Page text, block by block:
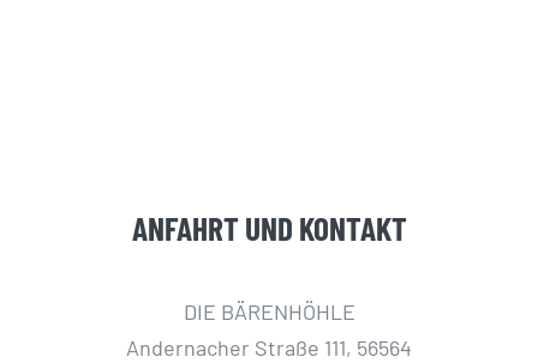
ANFAHRT UND KONTAKT
DIE BÄRENHÖHLE
Andernacher Straße 111, 56564